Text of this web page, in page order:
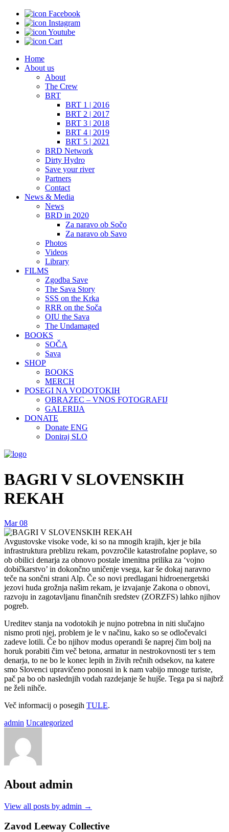
Facebook
Instagram
Youtube
Cart
Home
About us
About
The Crew
BRT
BRT 1 | 2016
BRT 2 | 2017
BRT 3 | 2018
BRT 4 | 2019
BRT 5 | 2021
BRD Network
Dirty Hydro
Save your river
Partners
Contact
News & Media
News
BRD in 2020
Za naravo ob Sočo
Za naravo ob Savo
Photos
Videos
Library
FILMS
Zgodba Save
The Sava Story
SSS on the Krka
RRR on the Soča
OIU the Sava
The Undamaged
BOOKS
SOČA
Sava
SHOP
BOOKS
MERCH
POSEGI NA VODOTOKIH
OBRAZEC – VNOS FOTOGRAFIJ
GALERIJA
DONATE
Donate ENG
Doniraj SLO
BAGRI V SLOVENSKIH
REKAH
Mar08
Avgustovske visoke vode, ki so na mnogih krajih, kjer je bila
infrastruktura preblizu rekam, povzročile katastrofalne poplave, so
ob obilici denarja za obnovo postale imenitna prilika za ‘vojno
dobičkarstvo’ in dokončno uničenje vsega, kar še dokaj naravno
teče na sončni strani Alp. Če so novi predlagani hidroenergetski
jezovi huda grožnja našim rekam, je izvajanje Zakona o obnovi,
razvoju in zagotavljanu finančnih sredstev (ZORZFS) lahko njihov
pogreb.
Ureditev stanja na vodotokih je nujno potrebna in niti slučajno
nismo proti njej, problem je le v načinu, kako so se odločevalci
zadeve lotili. Če bo njihov modus operandi še naprej čim bolj na
horuk porabiti čim več betona, armatur in nestrokovnosti ter s tem
denarja, to ne bo le konec lepih in živih rečnih odsekov, na katere
smo Slovenci upravičeno ponosni in k nam vabijo mnoge turiste,
pač pa bo ob naslednjih vodah razdejanje še hujše. Tega pa si najbrž
ne želi nihče.
Več informacij o posegih TULE.
admin Uncategorized
About admin
View all posts by admin →
Zavod Leeway Collective